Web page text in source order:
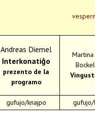
Andreas Diemel
Interkonatiĝo
prezento de la
programo
Martina
gufujo/knajpo gufujo/